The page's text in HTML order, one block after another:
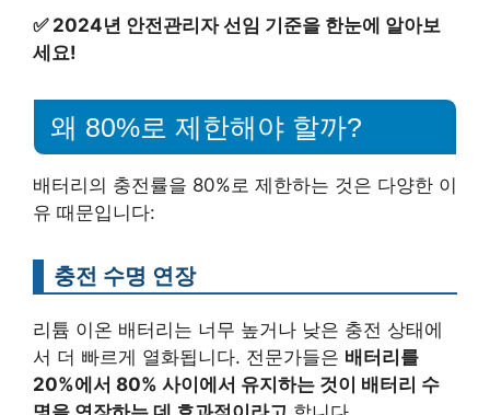
✅ 2024년 안전관리자 선임 기준을 한눈에 알아보
세요!
왜 80%로 제한해야 할까?
배터리의 충전률을 80%로 제한하는 것은 다양한 이
유 때문입니다:
충전 수명 연장
리튬 이온 배터리는 너무 높거나 낮은 충전 상태에
서 더 빠르게 열화됩니다. 전문가들은 배터리를
20%에서 80% 사이에서 유지하는 것이 배터리 수